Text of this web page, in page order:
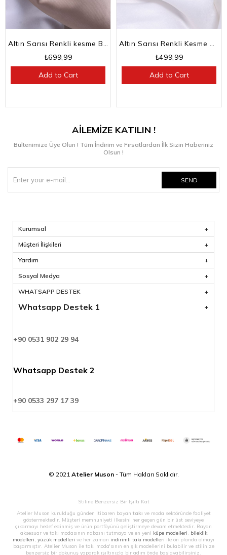
₺699,99
Add to Cart
₺499,99
Add to Cart
AİLEMİZE KATILIN !
Bültenimize Üye Olun ! Tüm İndirim ve Fırsatlardan İlk Sizin Haberiniz
Olsun !
SEND
Kurumsal
Müşteri İlişkileri
Yardım
Sosyal Medya
WHATSAPP DESTEK
Whatsapp Destek 1
+90 0531 902 29 94
Whatsapp Destek 2
+90 0533 297 17 39
© 2021 Atelier Muson- Tüm Hakları Saklıdır.
Stiline Benzersiz Bir Işıltı Kat
Atelier Muson kurulduğu günden itibaren bayan takı ve moda sektöründe faaliyet
göstermektedir. Müşteri memnuniyeti ilkesini her geçen gün bir üst seviyeye
çıkarmayı hedef edinmiş ve ürün portföyünü geliştirmeye devam etmektedir. Bayan
aksesuar ve takı modasının nabzını tutmaya ve en yeni küpe modelleri, bileklik
modelleri, yüzük modelleri ve her zaman indirimli takı modelleri ile ön planda olmayı
başarmıştır. Atelier Muson ile takı moda'sının en şık modellerini bulabilir ve stilinize
benzersiz bir dokunuş yaparak ışıltınızla bir adım önde başlayabilirsiniz.